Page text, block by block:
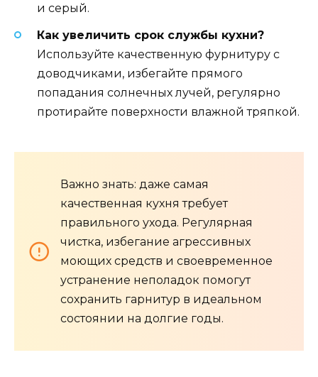
и серый.
Как увеличить срок службы кухни?
Используйте качественную фурнитуру с
доводчиками, избегайте прямого
попадания солнечных лучей, регулярно
протирайте поверхности влажной тряпкой.
Важно знать: даже самая
качественная кухня требует
правильного ухода. Регулярная
чистка, избегание агрессивных
моющих средств и своевременное
устранение неполадок помогут
сохранить гарнитур в идеальном
состоянии на долгие годы.